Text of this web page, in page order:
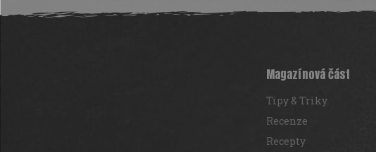
á
Magazínová část
Tipy & Triky
Recenze
Recepty